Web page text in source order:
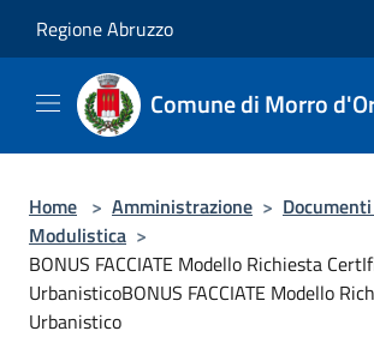
Regione Abruzzo
Comune di Morro
Home > Amministrazione >
Modulistica >
BONUS FACCIATE Modello Richiesta
UrbanisticoBONUS FACCIATE Modello
Urbanistico